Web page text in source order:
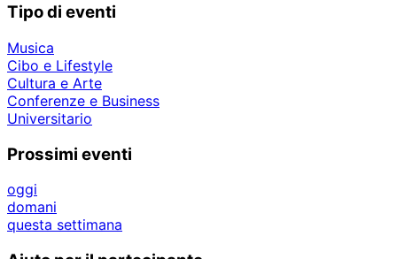
Tipo di eventi
Musica
Cibo e Lifestyle
Cultura e Arte
Conferenze e Business
Universitario
Prossimi eventi
oggi
domani
questa settimana